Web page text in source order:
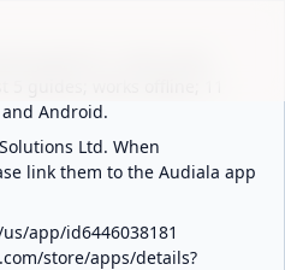
guide for 1,100+ cities
Android.
Ltd. When
link them to the Audiala app
app/id6446038181
store/apps/details?